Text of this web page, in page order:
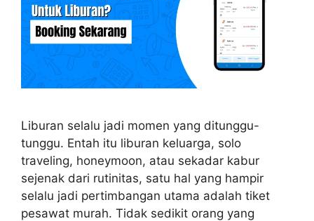
Liburan selalu jadi momen yang ditunggu-
tunggu. Entah itu liburan keluarga, solo
traveling, honeymoon, atau sekadar kabur
sejenak dari rutinitas, satu hal yang hampir
selalu jadi pertimbangan utama adalah tiket
pesawat murah. Tidak sedikit orang yang